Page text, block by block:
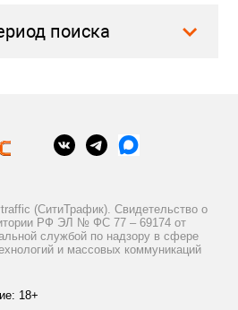
поиска
(СитиТрафик). Свидетельство о
РФ ЭЛ № ФС 77 – 69174 от
службой по надзору в сфере
и массовых коммуникаций
18+